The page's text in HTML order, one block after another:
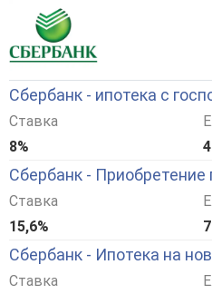
Сбербанк - ипотека с
Ставка
8%
Сбербанк - Приобретение
Ставка
15,6%
Сбербанк - Ипотека на
Ставка